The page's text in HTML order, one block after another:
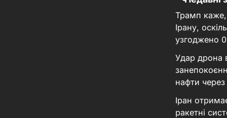
Трамп
Ірану,
узгоджено
Удар дрона
нафти
Іран
ракетні